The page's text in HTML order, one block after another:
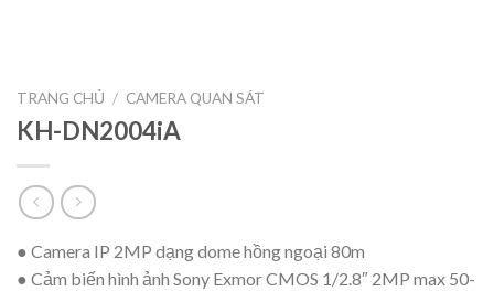
TRANG CHỦ / CAMERA QUAN SÁT
KH-DN2004iA
● Camera IP 2MP dạng dome hồng ngoại 80m
● Cảm biến hình ảnh Sony Exmor CMOS 1/2.8″ 2MP max 50-